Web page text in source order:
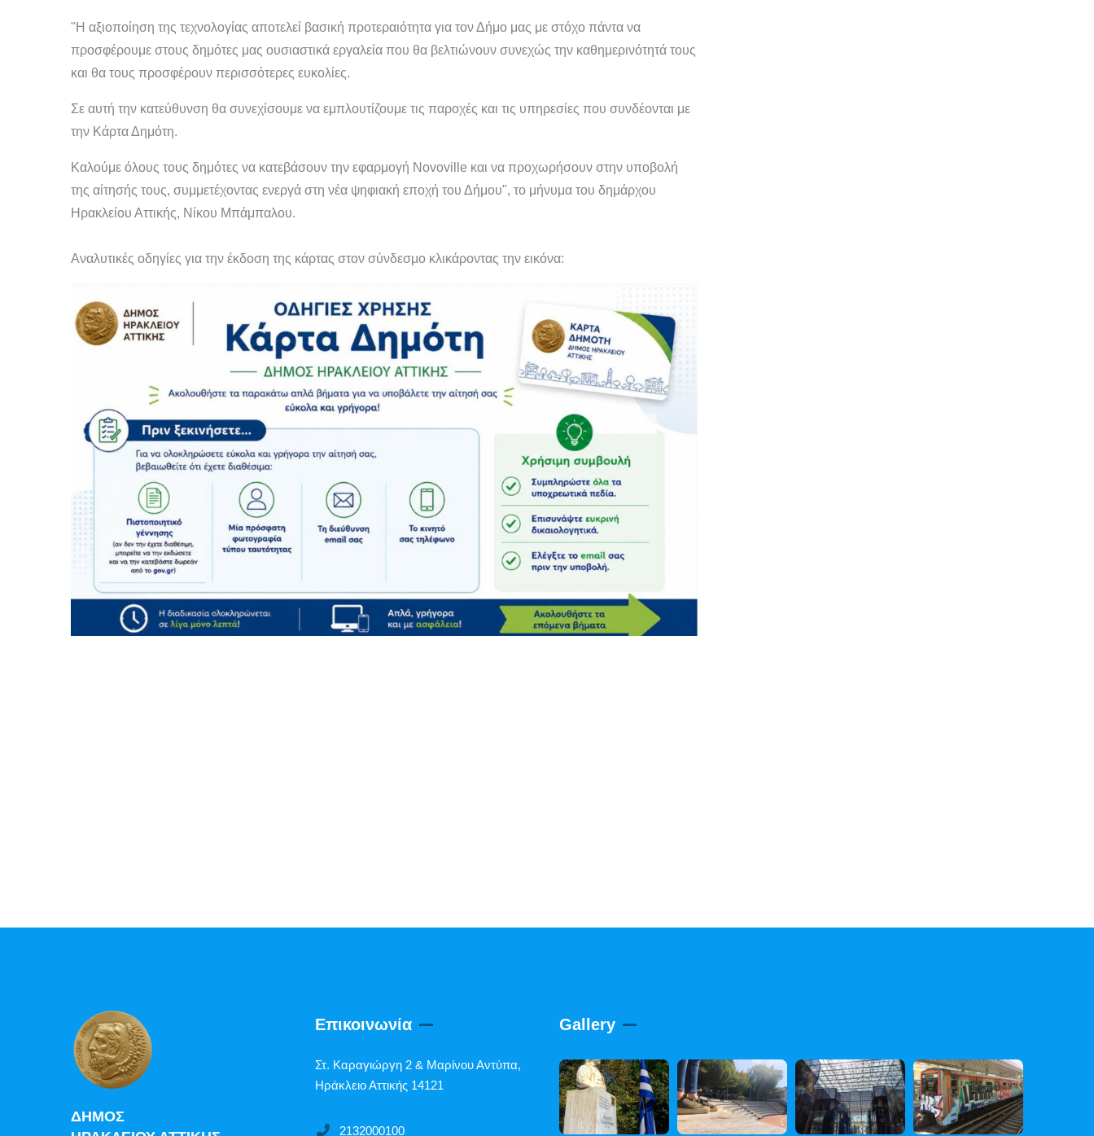
"Η αξιοποίηση της τεχνολογίας αποτελεί βασική προτεραιότητα για τον Δήμο μας με στόχο πάντα να
προσφέρουμε στους δημότες μας ουσιαστικά εργαλεία που θα βελτιώνουν συνεχώς την καθημερινότητά τους
και θα τους προσφέρουν περισσότερες ευκολίες.
Σε αυτή την κατεύθυνση θα συνεχίσουμε να εμπλουτίζουμε τις παροχές και τις υπηρεσίες που συνδέονται με
την Κάρτα Δημότη.
Καλούμε όλους τους δημότες να κατεβάσουν την εφαρμογή Novoville και να προχωρήσουν στην υποβολή
της αίτησής τους, συμμετέχοντας ενεργά στη νέα ψηφιακή εποχή του Δήμου", το μήνυμα του δημάρχου
Ηρακλείου Αττικής, Νίκου Μπάμπαλου.
Αναλυτικές οδηγίες για την έκδοση της κάρτας στον σύνδεσμο κλικάροντας την εικόνα:
ΔΗΜΟΣ
Επικοινωνία
Στ. Καραγιώργη 2 & Μαρίνου Αντύπα,
Ηράκλειο Αττικής 14121
2132000100
Gallery